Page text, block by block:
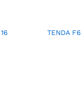
TENDA F6